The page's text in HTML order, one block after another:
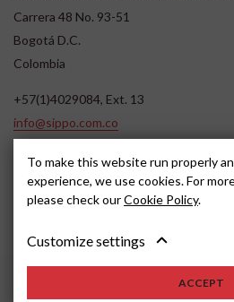
Carrera 48 No. 93-51
Bogotá D.C.
Colombia
+57(1)4029084, Ext. 13
info@sippo.com.co
SOCIAL MEDIA
Cookie settings
To make this website run properly
experience, we use cookies. For
please check ourCookie Policy.
Customize settings
ACCEPT